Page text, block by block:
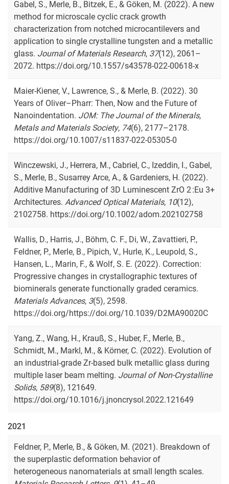
Gabel, S., Merle, B., Bitzek, E., & Göken, M. (2022). A new
method for microscale cyclic crack growth
characterization from notched microcantilevers and
application to single crystalline tungsten and a metallic
glass. Journal of Materials Research, 37(12), 2061–
2072. https://doi.org/10.1557/s43578-022-00618-x
Maier-Kiener, V., Lawrence, S., & Merle, B. (2022). 30
Years of Oliver–Pharr: Then, Now and the Future of
Nanoindentation. JOM: The Journal of the Minerals,
Metals and Materials Society, 74(6), 2177–2178.
https://doi.org/10.1007/s11837-022-05305-0
Winczewski, J., Herrera, M., Cabriel, C., Izeddin, I., Gabel,
S., Merle, B., Susarrey Arce, A., & Gardeniers, H. (2022).
Additive Manufacturing of 3D Luminescent ZrO 2 :Eu 3+
Architectures. Advanced Optical Materials, 10(12),
2102758. https://doi.org/10.1002/adom.202102758
Wallis, D., Harris, J., Böhm, C. F., Di, W., Zavattieri, P.,
Feldner, P., Merle, B., Pipich, V., Hurle, K., Leupold, S.,
Hansen, L., Marin, F., & Wolf, S. E. (2022). Correction:
Progressive changes in crystallographic textures of
biominerals generate functionally graded ceramics.
Materials Advances, 3(5), 2598.
https://doi.org/https://doi.org/10.1039/D2MA90020C
Yang, Z., Wang, H., Krauß, S., Huber, F., Merle, B.,
Schmidt, M., Markl, M., & Körner, C. (2022). Evolution of
an industrial-grade Zr-based bulk metallic glass during
multiple laser beam melting. Journal of Non-Crystalline
Solids, 589(8), 121649.
https://doi.org/10.1016/j.jnoncrysol.2022.121649
2021
Feldner, P., Merle, B., & Göken, M. (2021). Breakdown of
the superplastic deformation behavior of
heterogeneous nanomaterials at small length scales.